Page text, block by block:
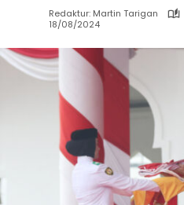
Redaktur: Martin Tarigan
18/08/2024